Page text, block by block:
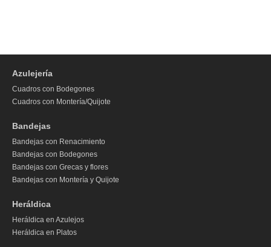
Azulejería
Cuadros con Bodegones
Cuadros con Montería/Quijote
Bandejas
Bandejas con Renacimiento
Bandejas con Bodegones
Bandejas con Grecas y flores
Bandejas con Montería y Quijote
Heráldica
Heráldica en Azulejos
Heráldica en Platos